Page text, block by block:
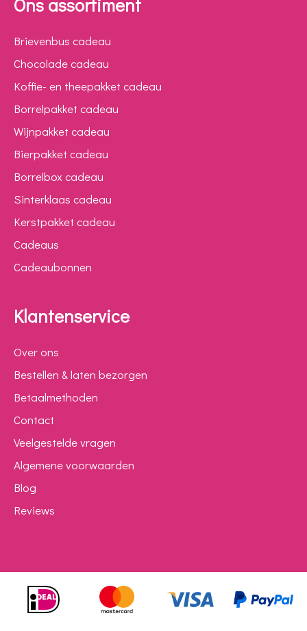
Ons assortiment
Brievenbus cadeau
Chocolade cadeau
Koffie- en theepakket cadeau
Borrelpakket cadeau
Wijnpakket cadeau
Bierpakket cadeau
Borrelbox cadeau
Sinterklaas cadeau
Kerstpakket cadeau
Cadeaus
Cadeaubonnen
Klantenservice
Over ons
Bestellen & laten bezorgen
Betaalmethoden
Contact
Veelgestelde vragen
Algemene voorwaarden
Blog
Reviews